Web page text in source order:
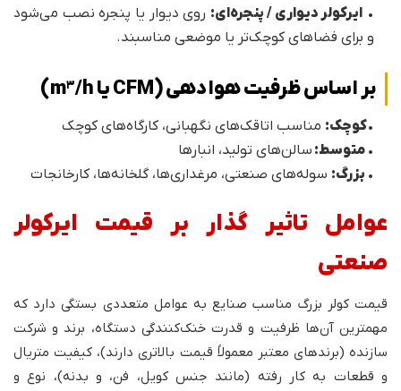
• ایرکولر دیواری / پنجره‌ای: روی دیوار یا پنجره نصب می‌شود
و برای فضاهای کوچک‌تر یا موضعی مناسبند.
بر اساس ظرفیت هوادهی (CFM یا m³/h)
•کوچک: مناسب اتاقک‌های نگهبانی، کارگاه‌های کوچک
• متوسط: سالن‌های تولید، انبارها
• بزرگ: سوله‌های صنعتی، مرغداری‌ها، گلخانه‌ها، کارخانجات
عوامل تاثیر گذار بر قیمت ایرکولر
صنعتی
قیمت کولر بزرگ مناسب صنایع به عوامل متعددی بستگی دارد که
مهمترین آن‌ها ظرفیت و قدرت خنک‌کنندگی دستگاه، برند و شرکت
سازنده (برندهای معتبر معمولاً قیمت بالاتری دارند)، کیفیت متریال
و قطعات به کار رفته (مانند جنس کویل، فن، و بدنه)، نوع و